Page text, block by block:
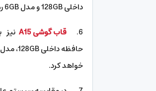
داخلی 128GB و مدل 6GB رم با حافظه داخلی 128GB را در خود نگهداری می نماید.
6.
قاب گوشی A15
خواهد کرد.